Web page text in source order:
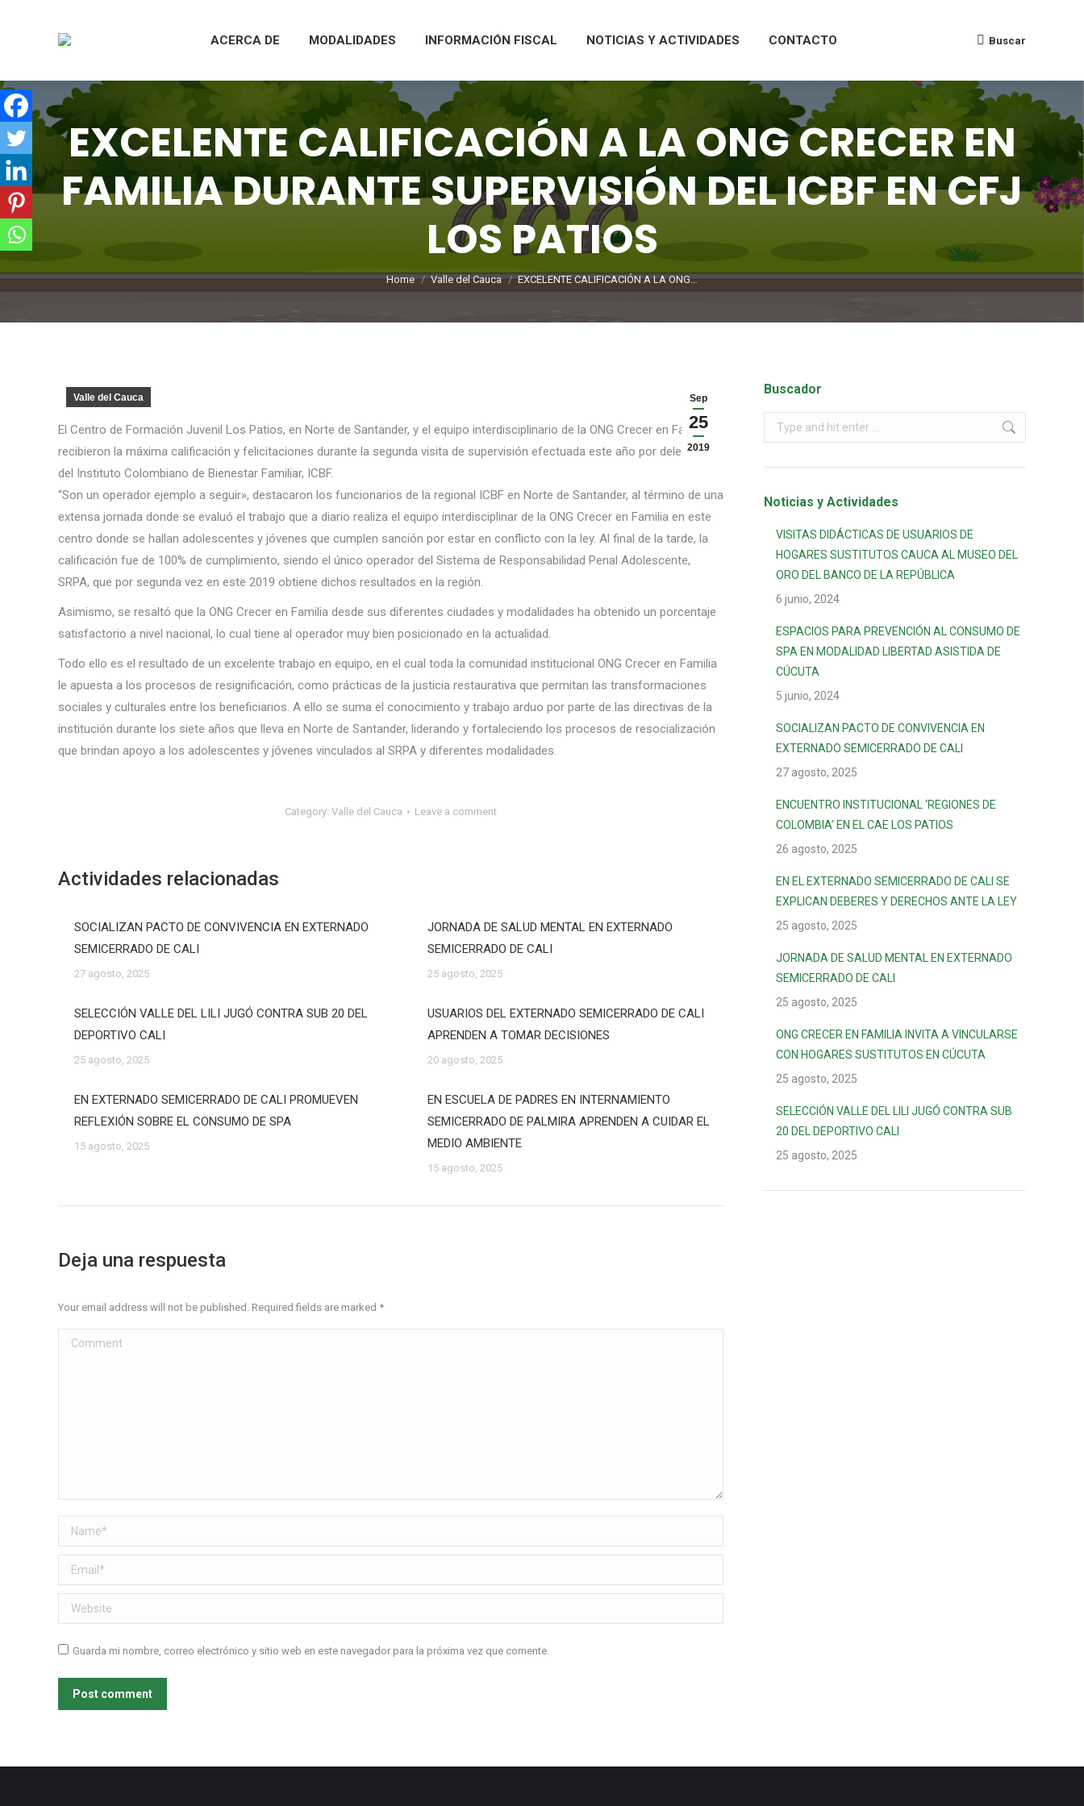
ACERCA DE MODALIDADES INFORMACIÓN FISCAL NOTICIAS Y ACTIVIDADES CONTACTO Buscar
EXCELENTE CALIFICACIÓN A LA ONG CRECER EN
FAMILIA DURANTE SUPERVISIÓN DEL ICBF EN CFJ
LOS PATIOS
You are here:
Home Valle del Cauca EXCELENTE CALIFICACIÓN A LA ONG…
Sep
25
2019
Valle del Cauca
El Centro de Formación Juvenil Los Patios, en Norte de Santander, y el equipo interdisciplinario de la ONG Crecer en Familia
recibieron la máxima calificación y felicitaciones durante la segunda visita de supervisión efectuada este año por delegados
del Instituto Colombiano de Bienestar Familiar, ICBF.
“Son un operador ejemplo a seguir», destacaron los funcionarios de la regional ICBF en Norte de Santander, al término de una
extensa jornada donde se evaluó el trabajo que a diario realiza el equipo interdisciplinar de la ONG Crecer en Familia en este
centro donde se hallan adolescentes y jóvenes que cumplen sanción por estar en conflicto con la ley. Al final de la tarde, la
calificación fue de 100% de cumplimiento, siendo el único operador del Sistema de Responsabilidad Penal Adolescente,
SRPA, que por segunda vez en este 2019 obtiene dichos resultados en la región.
Asimismo, se resaltó que la ONG Crecer en Familia desde sus diferentes ciudades y modalidades ha obtenido un porcentaje
satisfactorio a nivel nacional, lo cual tiene al operador muy bien posicionado en la actualidad.
Todo ello es el resultado de un excelente trabajo en equipo, en el cual toda la comunidad institucional ONG Crecer en Familia
le apuesta a los procesos de resignificación, como prácticas de la justicia restaurativa que permitan las transformaciones
sociales y culturales entre los beneficiarios. A ello se suma el conocimiento y trabajo arduo por parte de las directivas de la
institución durante los siete años que lleva en Norte de Santander, liderando y fortaleciendo los procesos de resocialización
que brindan apoyo a los adolescentes y jóvenes vinculados al SRPA y diferentes modalidades.
Category: Valle del Cauca Leave a comment
Actividades relacionadas
SOCIALIZAN PACTO DE CONVIVENCIA EN EXTERNADO
SEMICERRADO DE CALI
27 agosto, 2025
JORNADA DE SALUD MENTAL EN EXTERNADO
SEMICERRADO DE CALI
25 agosto, 2025
SELECCIÓN VALLE DEL LILI JUGÓ CONTRA SUB 20 DEL
DEPORTIVO CALI
25 agosto, 2025
USUARIOS DEL EXTERNADO SEMICERRADO DE CALI
APRENDEN A TOMAR DECISIONES
20 agosto, 2025
EN EXTERNADO SEMICERRADO DE CALI PROMUEVEN
REFLEXIÓN SOBRE EL CONSUMO DE SPA
15 agosto, 2025
EN ESCUELA DE PADRES EN INTERNAMIENTO
SEMICERRADO DE PALMIRA APRENDEN A CUIDAR EL
MEDIO AMBIENTE
15 agosto, 2025
Deja una respuesta
Your email address will not be published. Required fields are marked *
Comment
Name *
Email *
Website
Guarda mi nombre, correo electrónico y sitio web en este navegador para la próxima vez que comente.
Post comment
Buscador
Noticias y Actividades
VISITAS DIDÁCTICAS DE USUARIOS DE
HOGARES SUSTITUTOS CAUCA AL MUSEO DEL
ORO DEL BANCO DE LA REPÚBLICA
6 junio, 2024
ESPACIOS PARA PREVENCIÓN AL CONSUMO DE
SPA EN MODALIDAD LIBERTAD ASISTIDA DE
CÚCUTA
5 junio, 2024
SOCIALIZAN PACTO DE CONVIVENCIA EN
EXTERNADO SEMICERRADO DE CALI
27 agosto, 2025
ENCUENTRO INSTITUCIONAL ‘REGIONES DE
COLOMBIA’ EN EL CAE LOS PATIOS
26 agosto, 2025
EN EL EXTERNADO SEMICERRADO DE CALI SE
EXPLICAN DEBERES Y DERECHOS ANTE LA LEY
25 agosto, 2025
JORNADA DE SALUD MENTAL EN EXTERNADO
SEMICERRADO DE CALI
25 agosto, 2025
ONG CRECER EN FAMILIA INVITA A VINCULARSE
CON HOGARES SUSTITUTOS EN CÚCUTA
25 agosto, 2025
SELECCIÓN VALLE DEL LILI JUGÓ CONTRA SUB
20 DEL DEPORTIVO CALI
25 agosto, 2025